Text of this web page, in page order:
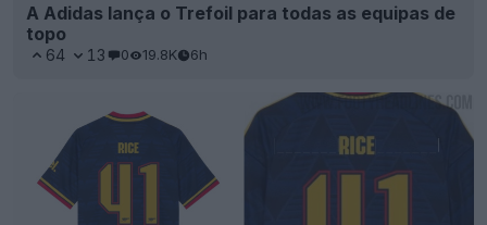
A Adidas lança o Trefoil para todas as equipas de
topo
64 13 0 19.8K 6h